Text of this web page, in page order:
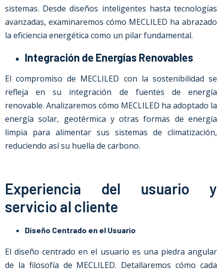
sistemas. Desde diseños inteligentes hasta tecnologías
avanzadas, examinaremos cómo MECLILED ha abrazado
la eficiencia energética como un pilar fundamental.
Integración de Energías Renovables
El compromiso de MECLILED con la sostenibilidad se
refleja en su integración de fuentes de energía
renovable. Analizaremos cómo MECLILED ha adoptado la
energía solar, geotérmica y otras formas de energía
limpia para alimentar sus sistemas de climatización,
reduciendo así su huella de carbono.
Experiencia del usuario y
servicio al cliente
Diseño Centrado en el Usuario
El diseño centrado en el usuario es una piedra angular
de la filosofía de MECLILED. Detallaremos cómo cada